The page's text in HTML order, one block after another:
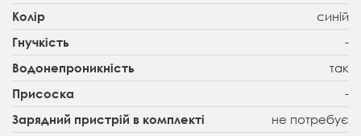
Колір синій
Гнучкість -
Водонепроникність так
Присоска -
Зарядний пристрій в комплекті не потребує